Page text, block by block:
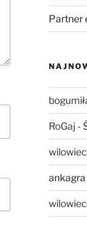
Partner
RoGaj-
wilowiec
ankagra
wilowiec